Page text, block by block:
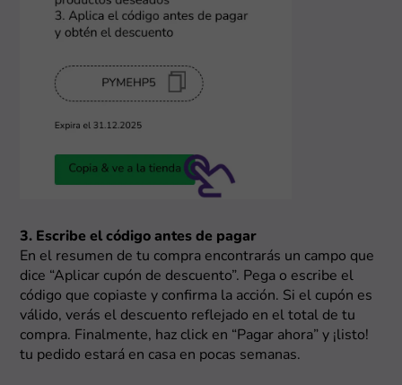
3. Escribe el código antes de pagar
En el resumen de tu compra encontrarás un campo que
dice “Aplicar cupón de descuento”. Pega o escribe el
código que copiaste y confirma la acción. Si el cupón es
válido, verás el descuento reflejado en el total de tu
compra. Finalmente, haz click en “Pagar ahora” y ¡listo!
tu pedido estará en casa en pocas semanas.